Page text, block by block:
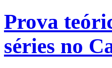
Prova
séries no